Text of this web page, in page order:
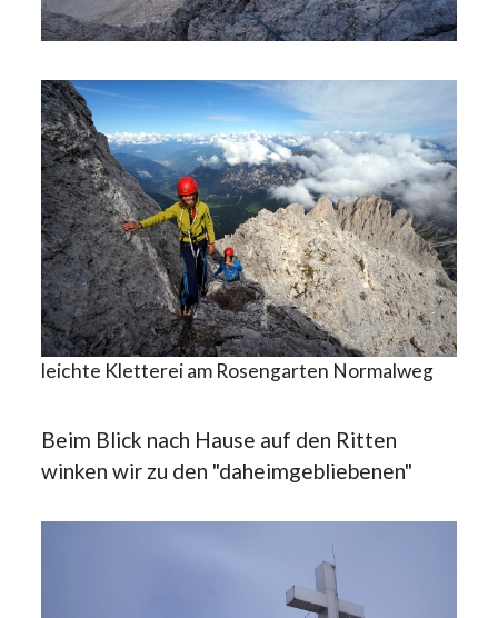
leichte Kletterei am Rosengarten Normalweg
Beim Blick nach Hause auf den Ritten
winken wir zu den "daheimgebliebenen"